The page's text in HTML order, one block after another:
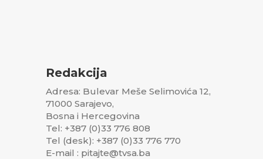
Redakcija
Adresa: Bulevar Meše Selimovića 12,
71000 Sarajevo,
Bosna i Hercegovina
Tel: +387 (0)33 776 808
Tel (desk): +387 (0)33 776 770
E-mail : pitajte@tvsa.ba